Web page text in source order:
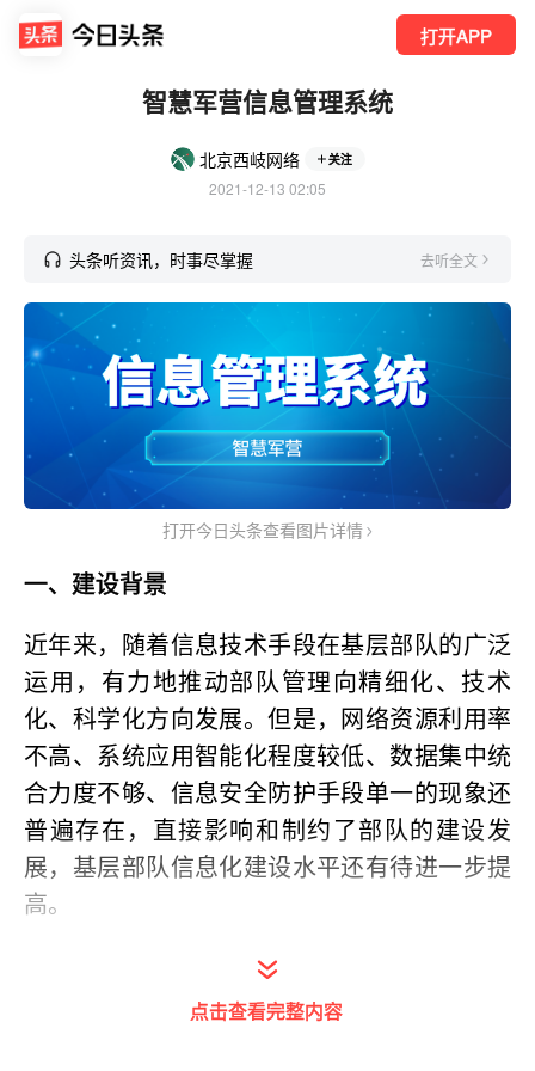
打开APP
智慧军营信息管理系统
北京西岐网络 关注
2021-12-13 02:05
头条听资讯，时事尽掌握 去听全文
打开今日头条查看图片详情
一、建设背景
近年来，随着信息技术手段在基层部队的广泛
运用，有力地推动部队管理向精细化、技术
化、科学化方向发展。但是，网络资源利用率
不高、系统应用智能化程度较低、数据集中统
合力度不够、信息安全防护手段单一的现象还
普遍存在，直接影响和制约了部队的建设发
展，基层部队信息化建设水平还有待进一步提
高。
信息管理系统以提升部队备战能力为中心，依
托物联网，大数据和人工智能技术，对营区内
点击查看完整内容